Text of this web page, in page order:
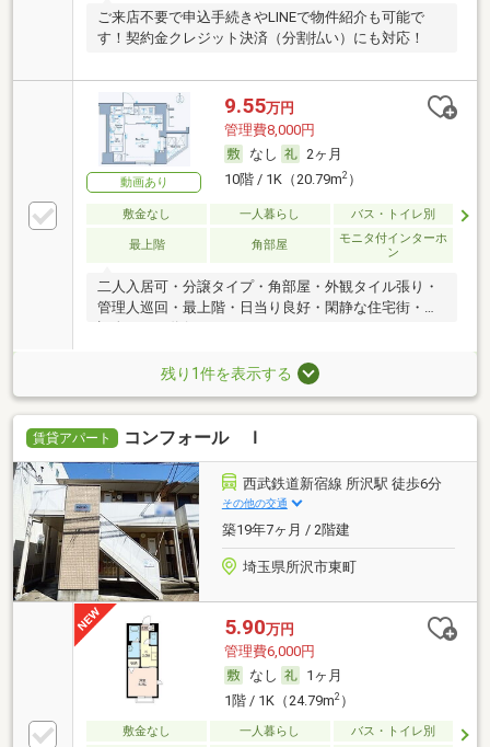
ご来店不要で申込手続きやLINEで物件紹介も可能で
す！契約金クレジット決済（分割払い）にも対応！
動画あり
9.55万円
管理費8,000円
なし
2ヶ月
10階 / 1K（20.79m2）
敷金なし 一人暮らし バス・トイレ別
最上階 角部屋
モニタ付インターホ
ン
二人入居可・分譲タイプ・角部屋・外観タイル張り・
管理人巡回・最上階・日当り良好・閑静な住宅街・保
残り1件を表示する
賃貸アパート コンフォール Ｉ
西武鉄道新宿線 所沢駅 徒歩6分
その他の交通
築19年7ヶ月 / 2階建
埼玉県所沢市東町
5.90万円
管理費6,000円
なし
1ヶ月
1階 / 1K（24.79m2）
敷金なし 一人暮らし バス・トイレ別